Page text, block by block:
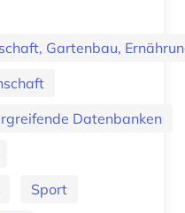
Gartenbau,
Datenbanken
Sport